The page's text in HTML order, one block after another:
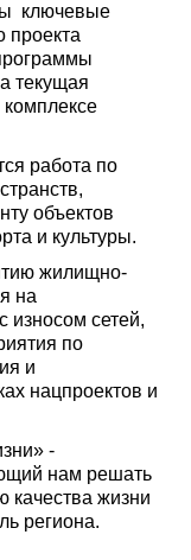
ключевые
проекта
текущая
работа по
объектов
и культуры.
жилищно-
на
сетей,
по
и
нацпроектов и
-
нам решать
качества жизни
региона.